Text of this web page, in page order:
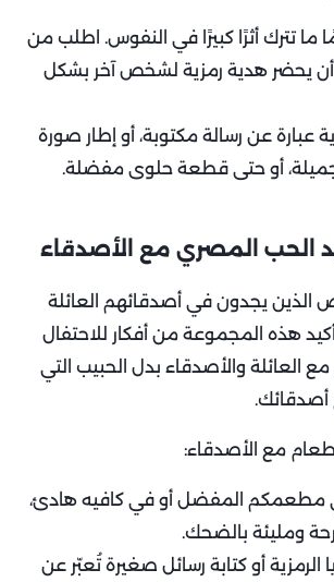
ما تترك أثرًا كبيرًا في النفوس. اطلب من
أن يحضر هدية رمزية لشخص آخر بشكل
عبارة عن رسالة مكتوبة، أو إطار صورة
أو حتى قطعة حلوى مفضلة.
الحب المصري مع الأصدقاء
الذين يجدون في أصدقائهم العائلة
هذه المجموعة من أفكار للاحتفال
العائلة والأصدقاء بدل الحبيب التي
أصدقائك.
مع الأصدقاء:
مطعمكم المفضل أو في كافيه هادئ،
ومليئة بالضحك.
الرمزية أو كتابة رسائل صغيرة تُعبّر عن